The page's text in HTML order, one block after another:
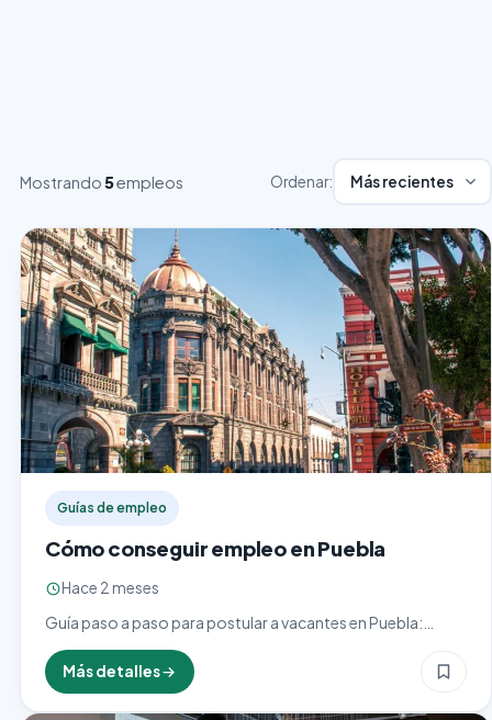
Mostrando5empleos Ordenar:
Guías de empleo
Cómo conseguir empleo en Puebla
Hace 2 meses
Guía paso a paso para postular a vacantes en Puebla:
portales de empleo, cómo armar un CV efectivo, ferias
laborales y consejos para destacar en 2026.
Más detalles